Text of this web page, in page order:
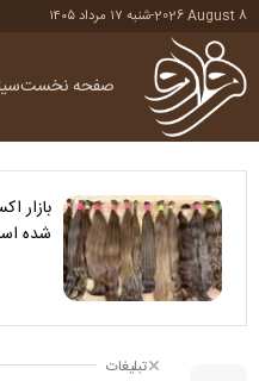
2026 August 8
-شنبه ۱۷ مرداد ۱۴۰۵
صفحه نخست
بازار
شده
تبلیغات